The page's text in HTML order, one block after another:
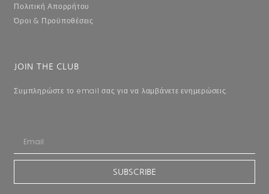
Πολιτική Απορρήτου
Όροι & Προϋποθέσεις
JOIN THE CLUB
Συμπληρώστε το email σας για να λαμβάνετε ενημερώσεις.
SUBSCRIBE